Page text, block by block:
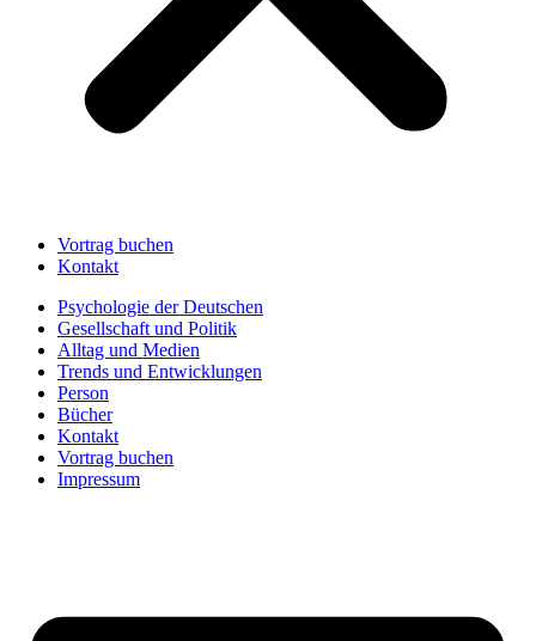
Vortrag buchen
Kontakt
Psychologie der Deutschen
Gesellschaft und Politik
Alltag und Medien
Trends und Entwicklungen
Person
Bücher
Kontakt
Vortrag buchen
Impressum